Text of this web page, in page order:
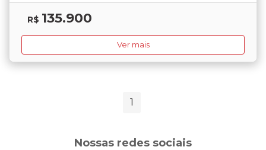
R$ 135.900
Ver mais
1
Nossas redes sociais